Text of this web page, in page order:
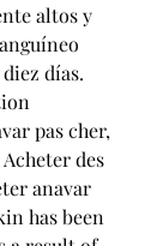
altos y
días.
pas cher,
des
anavar
has been